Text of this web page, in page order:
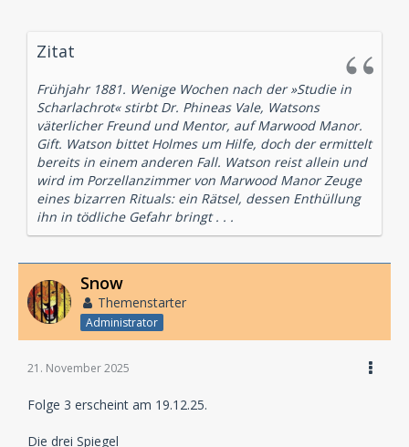
Zitat
Frühjahr 1881. Wenige Wochen nach der »Studie in
Scharlachrot« stirbt Dr. Phineas Vale, Watsons
väterlicher Freund und Mentor, auf Marwood Manor.
Gift. Watson bittet Holmes um Hilfe, doch der ermittelt
bereits in einem anderen Fall. Watson reist allein und
wird im Porzellanzimmer von Marwood Manor Zeuge
eines bizarren Rituals: ein Rätsel, dessen Enthüllung
ihn in tödliche Gefahr bringt . . .
Snow
Themenstarter
Administrator
21. November 2025
Folge 3 erscheint am 19.12.25.
Die drei Spiegel